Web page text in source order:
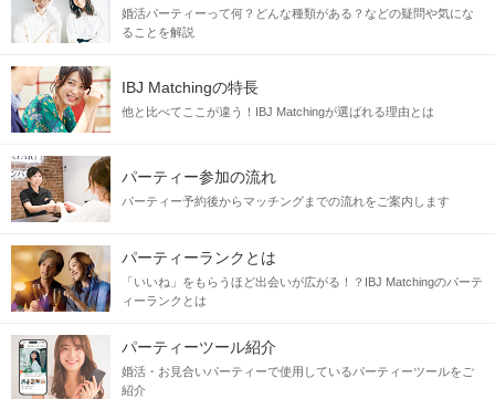
婚活パーティーって何？どんな種類がある？などの疑問や気にな
ることを解説
IBJ Matchingの特長
他と比べてここが違う！IBJ Matchingが選ばれる理由とは
パーティー参加の流れ
パーティー予約後からマッチングまでの流れをご案内します
パーティーランクとは
「いいね」をもらうほど出会いが広がる！？IBJ Matchingのパーテ
ィーランクとは
パーティーツール紹介
婚活・お見合いパーティーで使用しているパーティーツールをご
紹介